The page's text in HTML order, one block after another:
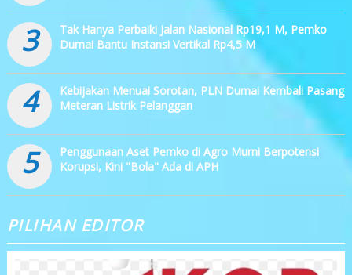
3
Tak Hanya Perbaiki Jalan Nasional Rp19,1 M, Pemko
Dumai Bantu Instansi Vertikal Rp4,5 M
4
Kebijakan Menuai Sorotan, PLN Dumai Kembali Pasang
Meteran Listrik Pelanggan
5
Penggunaan Aset Pemko di Agro Murni Berpotensi
Korupsi, Kini "Bola" Ada di APH
PILIHAN EDITOR